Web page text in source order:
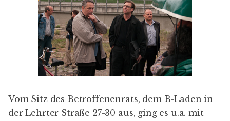
Vom Sitz des Betroffenenrats, dem B-Laden in
der Lehrter Straße 27-30 aus, ging es u.a. mit